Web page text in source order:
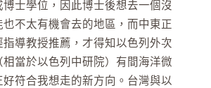
博士學位，因此博士後想去一個沒
不太有機會去的地區，而中東正
導教授推薦，才得知以色列外次
當於以色列中研院）有間海洋微
符合我想走的新方向。台灣與以